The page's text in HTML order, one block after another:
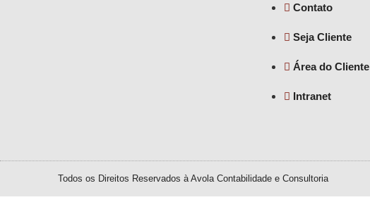
Contato
Seja Cliente
Área do Cliente
Intranet
Todos os Direitos Reservados à Avola Contabilidade e Consultoria